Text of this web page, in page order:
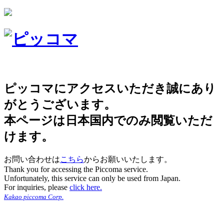
ピッコマにアクセスいただき誠にあり
がとうございます。
本ページは日本国内でのみ閲覧いただ
けます。
お問い合わせはこちらからお願いいたします。
Thank you for accessing the Piccoma service.
Unfortunately, this service can only be used from Japan.
For inquiries, please click here.
Kakao piccoma Corp.